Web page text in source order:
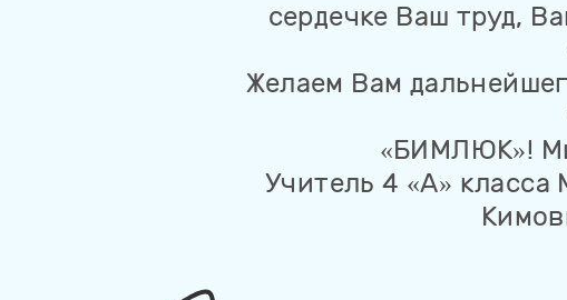
сердечке Ваш труд,
Желаем Вам
«БИМЛЮК»!
Учитель 4 «A»